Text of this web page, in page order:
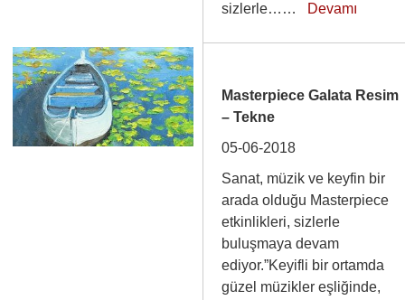
sizlerle…… Devamı
Masterpiece Galata Resim
– Tekne
05-06-2018
Sanat, müzik ve keyfin bir
arada olduğu Masterpiece
etkinlikleri, sizlerle
buluşmaya devam
ediyor.”Keyifli bir ortamda
güzel müzikler eşliğinde,